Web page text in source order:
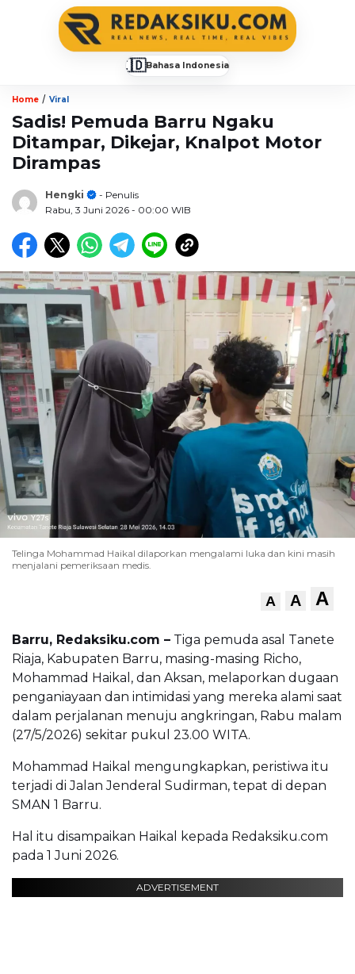
🇮🇩Bahasa Indonesia
Home / Viral
Sadis! Pemuda Barru Ngaku
Ditampar, Dikejar, Knalpot Motor
Dirampas
Hengki
- Penulis
Rabu, 3 Juni 2026 - 00:00 WIB
Telinga Mohammad Haikal dilaporkan mengalami luka dan kini masih
menjalani pemeriksaan medis.
A A A
Barru, Redaksiku.com – Tiga pemuda asal Tanete
Riaja, Kabupaten Barru, masing-masing Richo,
Mohammad Haikal, dan Aksan, melaporkan dugaan
penganiayaan dan intimidasi yang mereka alami saat
dalam perjalanan menuju angkringan, Rabu malam
(27/5/2026) sekitar pukul 23.00 WITA.
Mohammad Haikal mengungkapkan, peristiwa itu
terjadi di Jalan Jenderal Sudirman, tepat di depan
SMAN 1 Barru.
Hal itu disampaikan Haikal kepada Redaksiku.com
pada 1 Juni 2026.
ADVERTISEMENT